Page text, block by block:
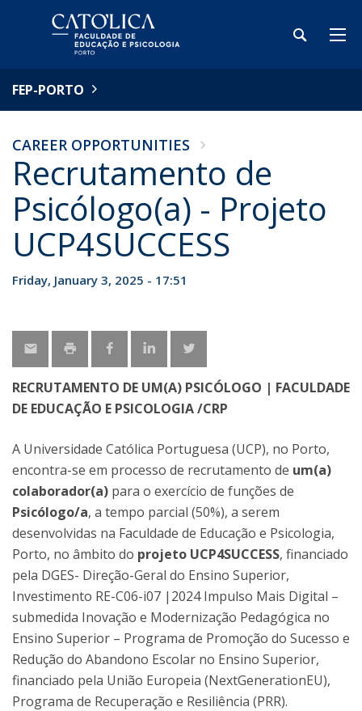
FEP-PORTO
CAREER OPPORTUNITIES
Recrutamento de
Psicólogo(a) - Projeto
UCP4SUCCESS
Friday, January 3, 2025 - 17:51
RECRUTAMENTO DE UM(A) PSICÓLOGO | FACULDADE
DE EDUCAÇÃO E PSICOLOGIA /CRP
A Universidade Católica Portuguesa (UCP), no Porto,
encontra-se em processo de recrutamento de um(a)
colaborador(a) para o exercício de funções de
Psicólogo/a, a tempo parcial (50%), a serem
desenvolvidas na Faculdade de Educação e Psicologia,
Porto, no âmbito do projeto UCP4SUCCESS, financiado
pela DGES- Direção-Geral do Ensino Superior,
Investimento RE-C06-i07 |2024 Impulso Mais Digital –
submedida Inovação e Modernização Pedagógica no
Ensino Superior – Programa de Promoção do Sucesso e
Redução do Abandono Escolar no Ensino Superior,
financiado pela União Europeia (NextGenerationEU),
Programa de Recuperação e Resiliência (PRR).